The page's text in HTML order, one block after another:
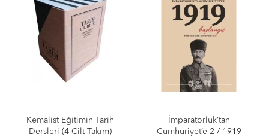
Kemalist Eğitimin Tarih
Dersleri (4 Cilt Takım)
İmparatorluk’tan
Cumhuriyet’e 2 / 1919